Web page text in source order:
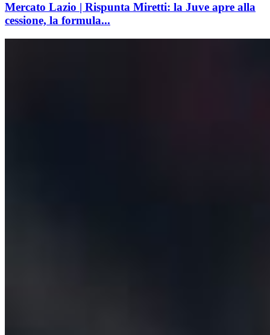
Mercato Lazio | Rispunta Miretti: la Juve apre alla
cessione, la formula...